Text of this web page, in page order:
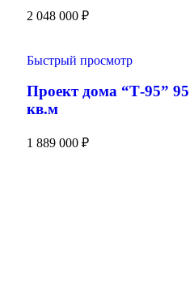
2 048 000 ₽
Быстрый просмотр
Проект дома “Т-95” 95
кв.м
1 889 000 ₽